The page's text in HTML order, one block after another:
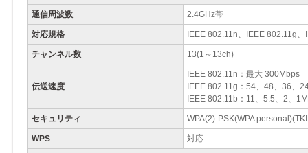
通信周波数 2.4GHz帯
対応規格 IEEE 802.11n、IEEE 802.11g
チャンネル数 13(1～13ch)
伝送速度
IEEE 802.11n：最大 300Mbps
IEEE 802.11g：54、48、36、
IEEE 802.11b：11、5.5、2、
セキュリティ WPA(2)-PSK(WPA
WPS 対応